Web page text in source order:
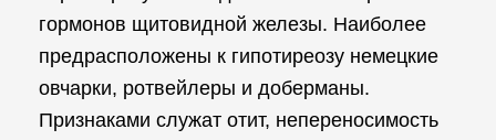
гормонов щитовидной железы. Наиболее
предрасположены к гипотиреозу немецкие
овчарки, ротвейлеры и доберманы.
Признаками служат отит, непереносимость